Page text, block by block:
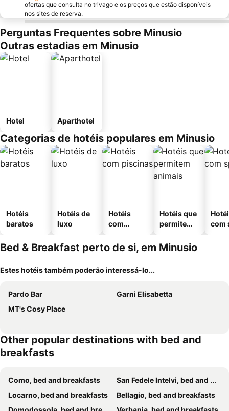
ofertas que consulta no trivago e os preços que estão disponíveis
nos sites de reserva.
Perguntas Frequentes sobre Minusio
Outras estadias em Minusio
Hotel Aparthotel
Categorias de hotéis populares em Minusio
Hotéis
baratos
Hotéis de
luxo
Hotéis
com
Hotéis que
permitem
com
Bed & Breakfast perto de si, em Minusio
Estes hotéis também poderão interessá-lo...
Pardo Bar
Garni Elisabetta
MT's Cosy Place
Other popular destinations with bed and
breakfasts
Como, bed and breakfasts
San Fedele Intelvi, bed and breakfasts
Locarno, bed and breakfasts
Bellagio, bed and breakfasts